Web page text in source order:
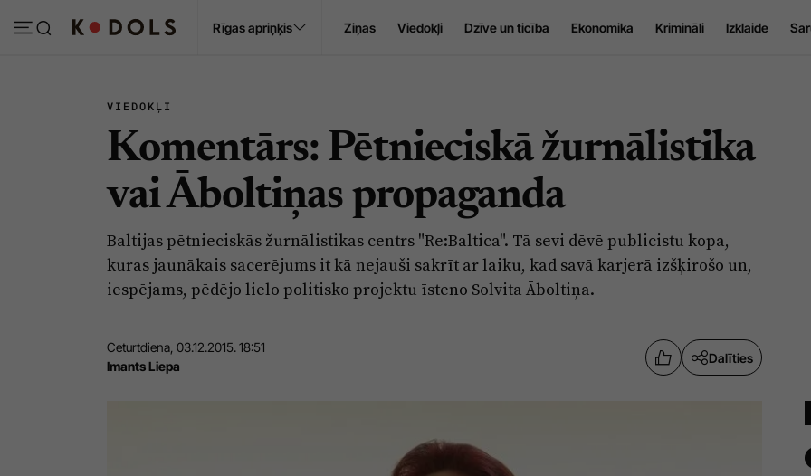
Rīgas apriņķis Ziņas Viedokļi Dzīve un ticība Ekonomika Krimināli Izklaide
VIEDOKĻI
Komentārs: Pētnieciskā žurnālistika
vai Āboltiņas propaganda
Baltijas pētnieciskās žurnālistikas centrs "Re:Baltica". Tā sevi dēvē publicistu kopa,
kuras jaunākais sacerējums it kā nejauši sakrīt ar laiku, kad savā karjerā izšķirošo un,
iespējams, pēdējo lielo politisko projektu īsteno Solvita Āboltiņa.
Ceturtdiena, 03.12.2015. 18:51
Imants Liepa
Dalīties